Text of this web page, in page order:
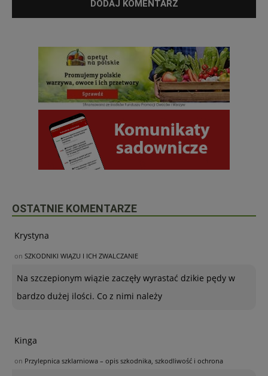
OSTATNIE KOMENTARZE
Krystyna
on SZKODNIKI WIĄZU I ICH ZWALCZANIE
Na szczepionym wiązie zaczęły wyrastać dzikie pędy w
bardzo dużej ilości. Co z nimi należy
Kinga
on Przylepnica szklarniowa – opis szkodnika, szkodliwość i ochrona